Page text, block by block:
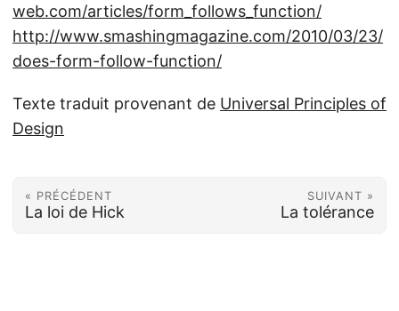
web.com/articles/form_follows_function/
http://www.smashingmagazine.com/2010/03/23/
does-form-follow-function/
Texte traduit provenant de Universal Principles of
Design
« PRÉCÉDENT
La loi de Hick
SUIVANT »
La tolérance